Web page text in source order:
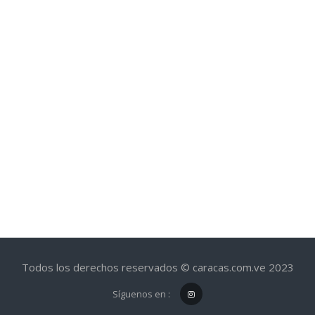
Todos los derechos reservados © caracas.com.ve 2023
Síguenos en :